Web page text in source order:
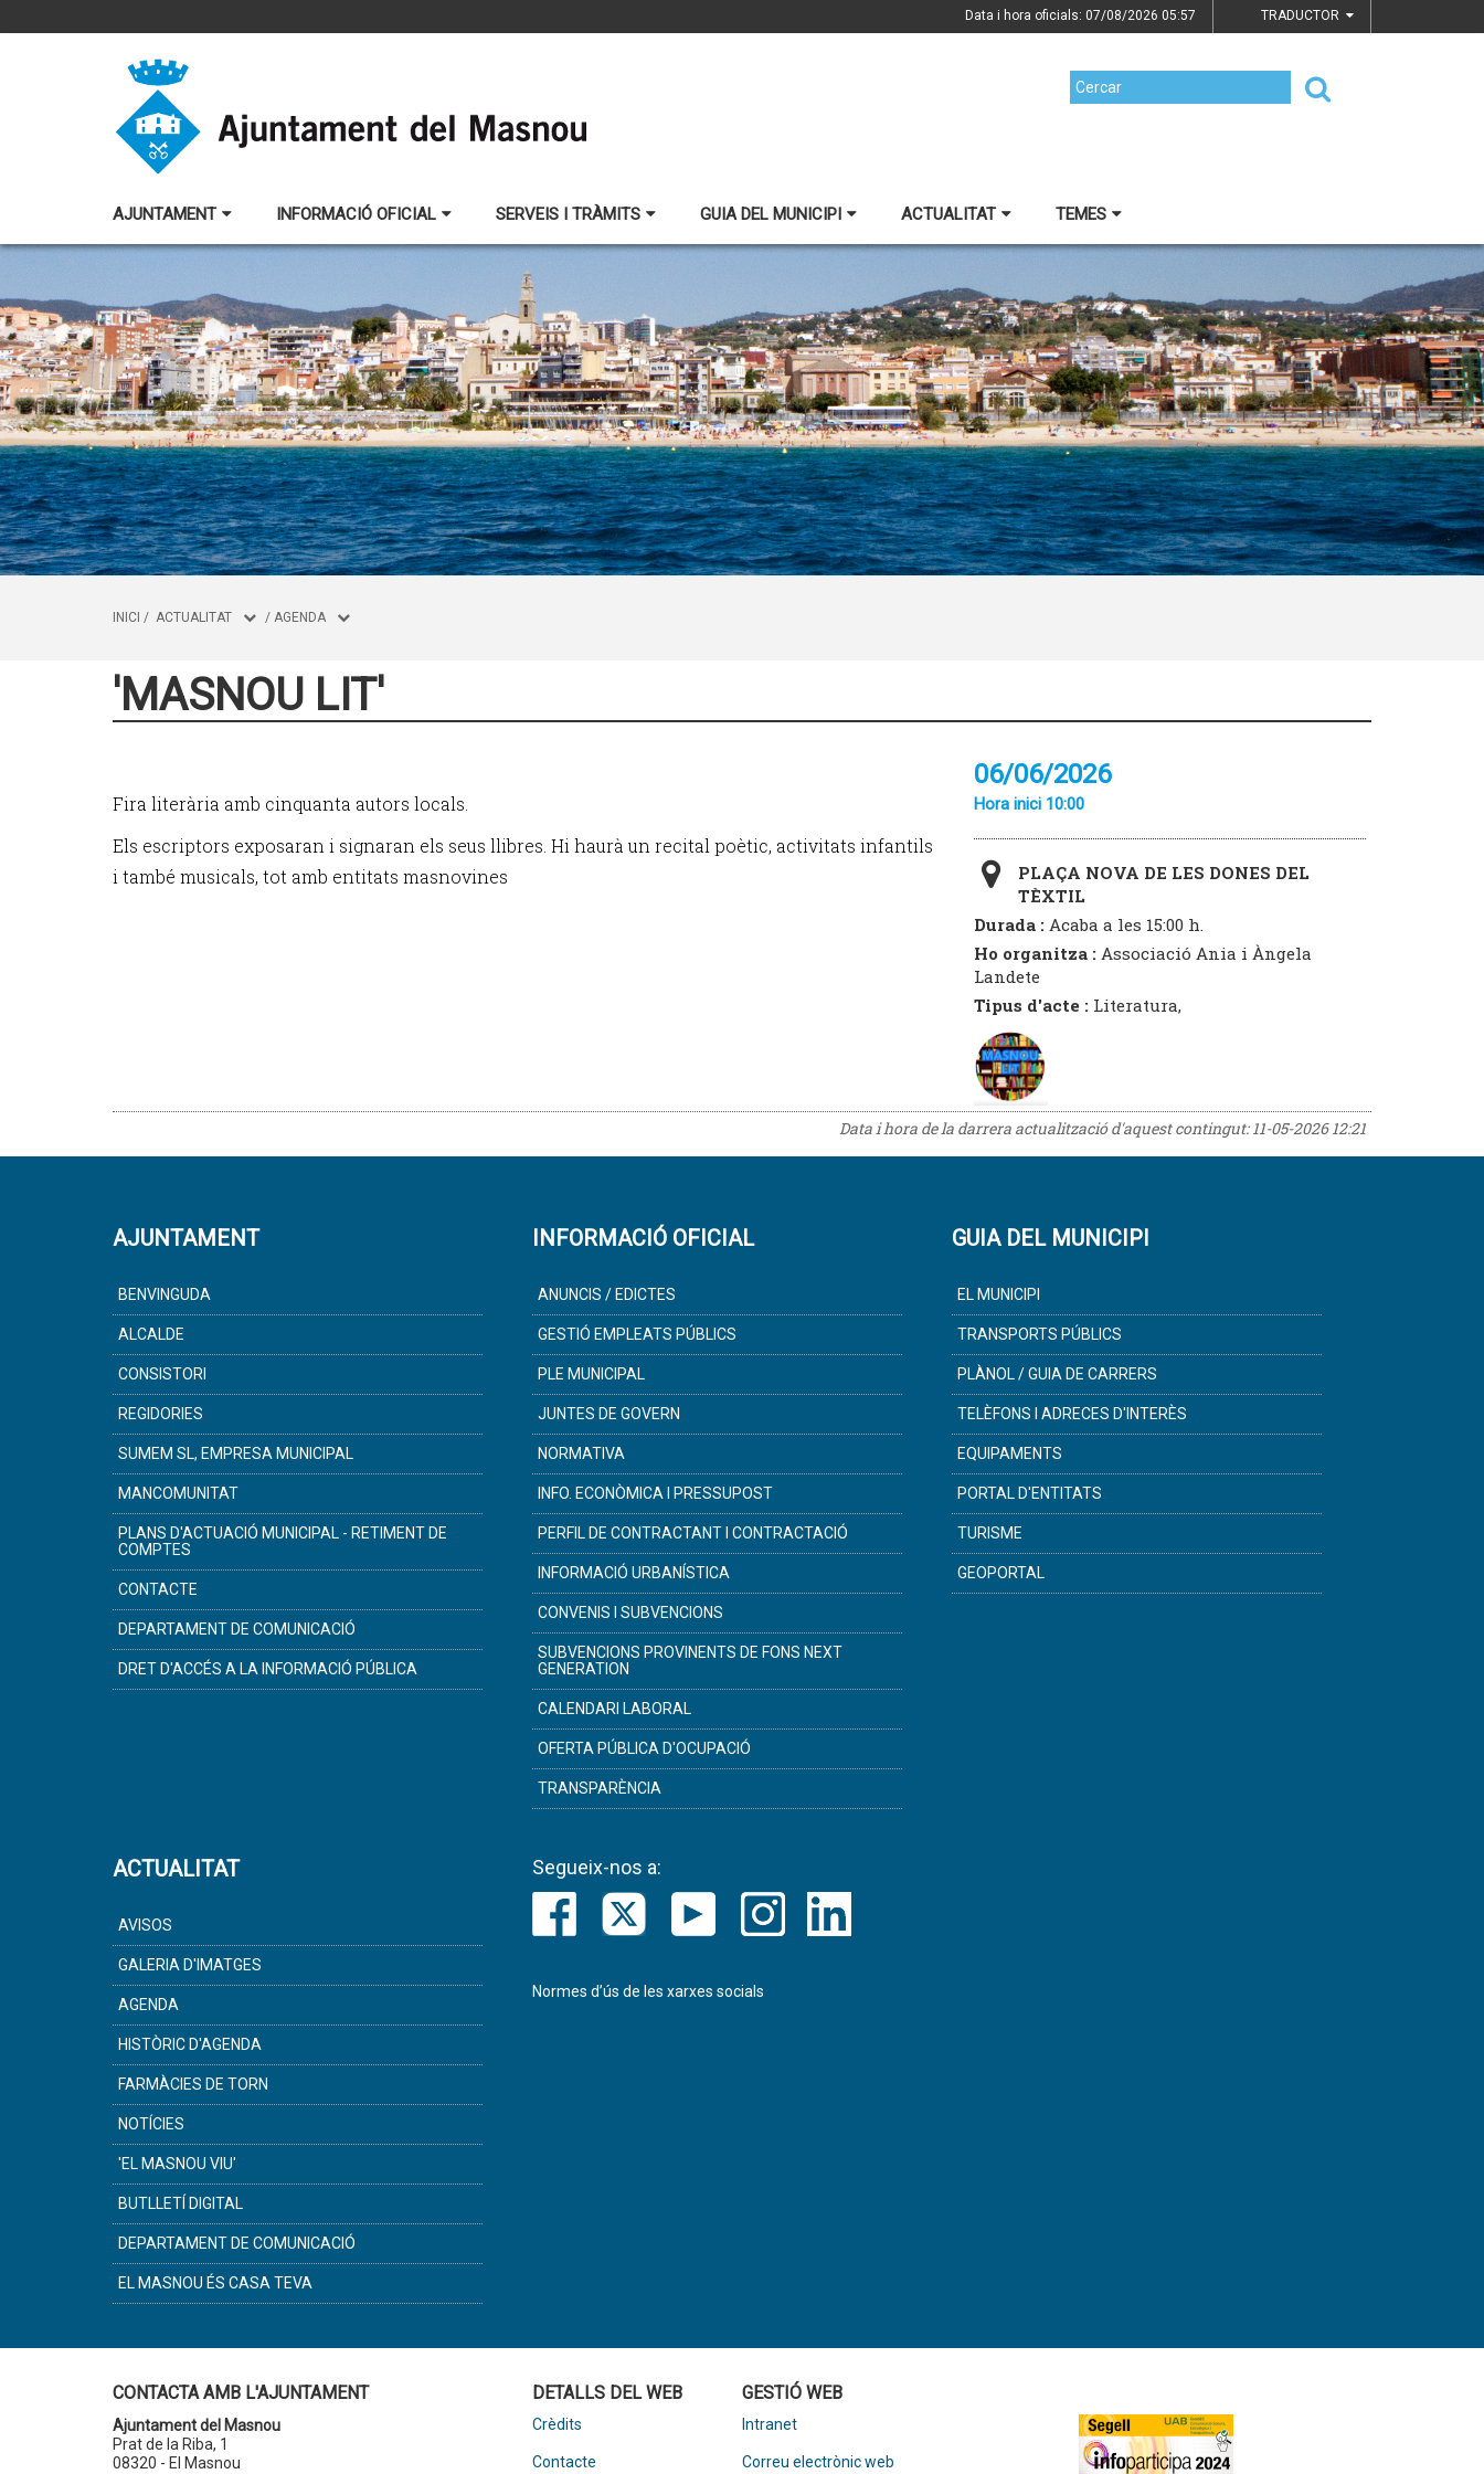
Data i hora oficials: 07/08/2026 05:57 TRADUCTOR
AJUNTAMENT INFORMACIÓ OFICIAL SERVEIS I TRÀMITS GUIA DEL MUNICIPI ACTUALITAT TEMES
INICI / ACTUALITAT / AGENDA
'MASNOU LIT'
Fira literària amb cinquanta autors locals.
Els escriptors exposaran i signaran els seus llibres. Hi haurà un recital poètic, activitats infantils
i també musicals, tot amb entitats masnovines
06/06/2026
Hora inici 10:00
PLAÇA NOVA DE LES DONES DEL
TÈXTIL
Durada : Acaba a les 15:00 h.
Ho organitza : Associació Ania i Àngela
Landete
Tipus d'acte : Literatura,
Data i hora de la darrera actualització d'aquest contingut:11-05-2026 12:21
AJUNTAMENT
BENVINGUDA
ALCALDE
CONSISTORI
REGIDORIES
SUMEM SL, EMPRESA MUNICIPAL
MANCOMUNITAT
PLANS D'ACTUACIÓ MUNICIPAL - RETIMENT DE
COMPTES
CONTACTE
DEPARTAMENT DE COMUNICACIÓ
DRET D'ACCÉS A LA INFORMACIÓ PÚBLICA
INFORMACIÓ OFICIAL
ANUNCIS / EDICTES
GESTIÓ EMPLEATS PÚBLICS
PLE MUNICIPAL
JUNTES DE GOVERN
NORMATIVA
INFO. ECONÒMICA I PRESSUPOST
PERFIL DE CONTRACTANT I CONTRACTACIÓ
INFORMACIÓ URBANÍSTICA
CONVENIS I SUBVENCIONS
SUBVENCIONS PROVINENTS DE FONS NEXT
GENERATION
CALENDARI LABORAL
OFERTA PÚBLICA D'OCUPACIÓ
TRANSPARÈNCIA
GUIA DEL MUNICIPI
EL MUNICIPI
TRANSPORTS PÚBLICS
PLÀNOL / GUIA DE CARRERS
TELÈFONS I ADRECES D'INTERÈS
EQUIPAMENTS
PORTAL D'ENTITATS
TURISME
GEOPORTAL
ACTUALITAT
AVISOS
GALERIA D'IMATGES
AGENDA
HISTÒRIC D'AGENDA
FARMÀCIES DE TORN
NOTÍCIES
'EL MASNOU VIU'
BUTLLETÍ DIGITAL
DEPARTAMENT DE COMUNICACIÓ
EL MASNOU ÉS CASA TEVA
Segueix-nos a:
Normes d’ús de les xarxes socials
CONTACTA AMB L'AJUNTAMENT
Ajuntament del Masnou
Prat de la Riba, 1
08320 - El Masnou
DETALLS DEL WEB
Crèdits
Contacte
GESTIÓ WEB
Intranet
Correu electrònic web